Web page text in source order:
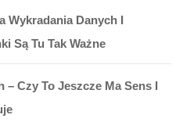
Wykradania Danych I
Są Tu Tak Ważne
– Czy To Jeszcze Ma Sens I